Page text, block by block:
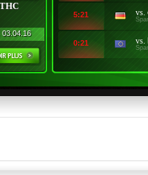
THC
03.04.16
5:21 vs.
0:21 vs.